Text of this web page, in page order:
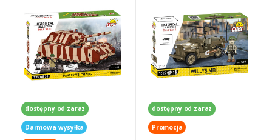
dostępny od zaraz
Darmowa wysyłka
dostępny od zaraz
Promocja